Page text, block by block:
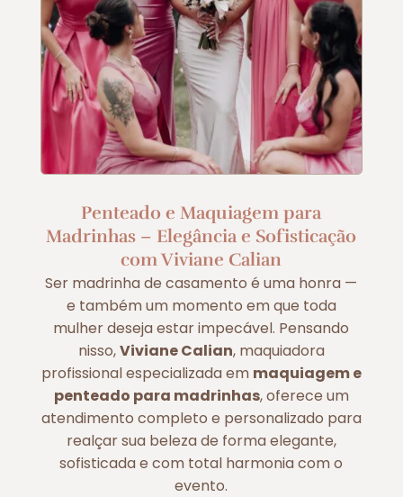
Penteado e Maquiagem para
Madrinhas – Elegância e Sofisticação
com Viviane Calian
Ser madrinha de casamento é uma honra —
e também um momento em que toda
mulher deseja estar impecável. Pensando
nisso,Viviane Calian, maquiadora
profissional especializada em maquiagem e
penteado para madrinhas, oferece um
atendimento completo e personalizado para
realçar sua beleza de forma elegante,
sofisticada e com total harmonia com o
evento.